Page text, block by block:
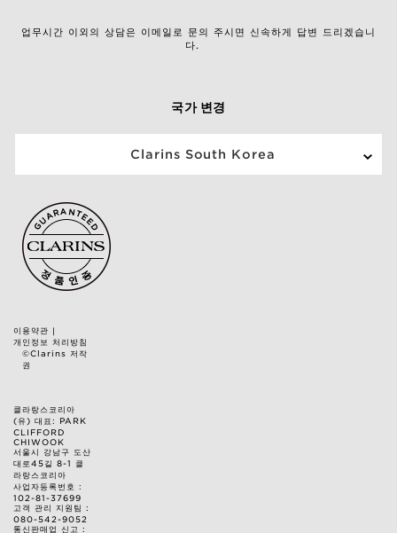
업무시간 이외의 상담은 이메일로 문의 주시면 신속하게 답변 드리겠습니
다.
국가 변경
Clarins South Korea
이용약관 |
개인정보 처리방침
©Clarins 저작
권
클라랑스코리아
(유) 대표: PARK
CLIFFORD
CHIWOOK
서울시 강남구 도산
대로45길 8-1 클
라랑스코리아
사업자등록번호 :
102-81-37699
고객 관리 지원팀 :
080-542-9052
통신판매업 신고 :